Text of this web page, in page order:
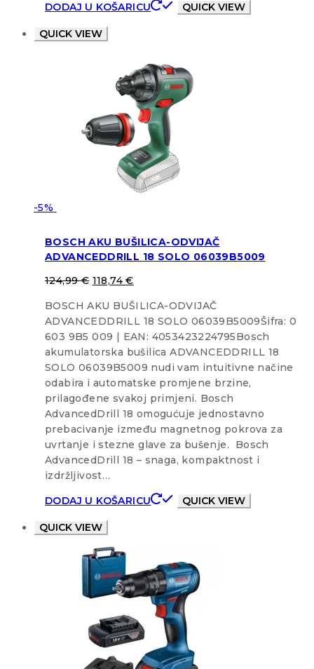
DODAJ U KOŠARICU
QUICK VIEW
QUICK VIEW
-5%
BOSCH AKU BUŠILICA-ODVIJAČ
ADVANCEDDRILL 18 SOLO 06039B5009
124,99€ 118,74€
BOSCH AKU BUŠILICA-ODVIJAČ
ADVANCEDDRILL 18 SOLO 06039B5009Šifra: 0
603 9B5 009 | EAN: 4053423224795Bosch
akumulatorska bušilica ADVANCEDDRILL 18
SOLO 06039B5009 nudi vam intuitivne načine
odabira i automatske promjene brzine,
prilagođene svakoj primjeni. Bosch
AdvancedDrill 18 omogućuje jednostavno
prebacivanje između magnetnog pokrova za
uvrtanje i stezne glave za bušenje. Bosch
AdvancedDrill 18 – snaga, kompaktnost i
izdržljivost…
DODAJ U KOŠARICU
QUICK VIEW
QUICK VIEW